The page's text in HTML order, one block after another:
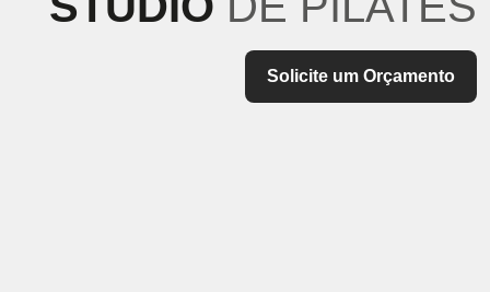
Solicite um Orçamento